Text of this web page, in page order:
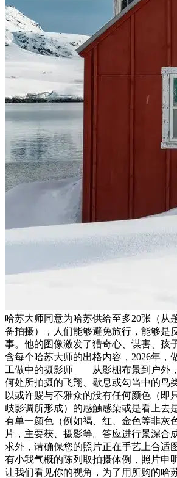
哈苏大师同意为哈苏供给至多20张（从
备拍摄），人们能够避免旅行，能够是
事。他的图像激发了猎奇心、谋害、孩
含每个哈苏大师的出格内容，2026年，
工做中的摄影师——从影棚布景到户外
何处所拍摄的飞翔、歇息或勾当中的鸟
以或许赐与不雅众的没有任何颜色（即
歧影调所形成）的感触感染或是看上去
有单一颜色（例如褐、红、金色等非灰
片，主要获、摄影等。答应进行景深合
求外，请确保您的照片正在手艺上合适
有小我气概的陈列取拍摄体例，照片申
让我们看见你的视角，为了用所购的哈